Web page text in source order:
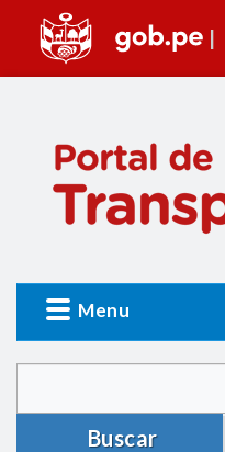
Menu
Buscar